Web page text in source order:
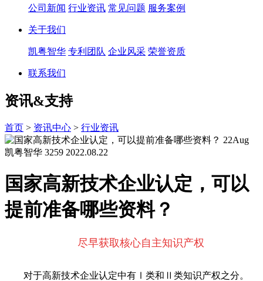
公司新闻 行业资讯 常见问题 服务案例
关于我们
凯粤智华 专利团队 企业风采 荣誉资质
联系我们
资讯&支持
首页 > 资讯中心 > 行业资讯
22Aug
凯粤智华 3259 2022.08.22
国家高新技术企业认定，可以
提前准备哪些资料？
尽早获取核心自主知识产权
对于高新技术企业认定中有Ⅰ类和Ⅱ类知识产权之分。